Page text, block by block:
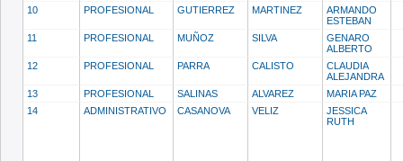
10 PROFESIONAL GUTIERREZ MARTINEZ
ARMANDO
ESTEBAN
11
PROFESIONAL MUÑOZ SILVA
GENARO
ALBERTO
12
PROFESIONAL PARRA CALISTO
CLAUDIA
ALEJANDRA
13
PROFESIONAL SALINAS ALVAREZ
MARIA PAZ
14
ADMINISTRATIVO CASANOVA VELIZ
JESSICA
RUTH